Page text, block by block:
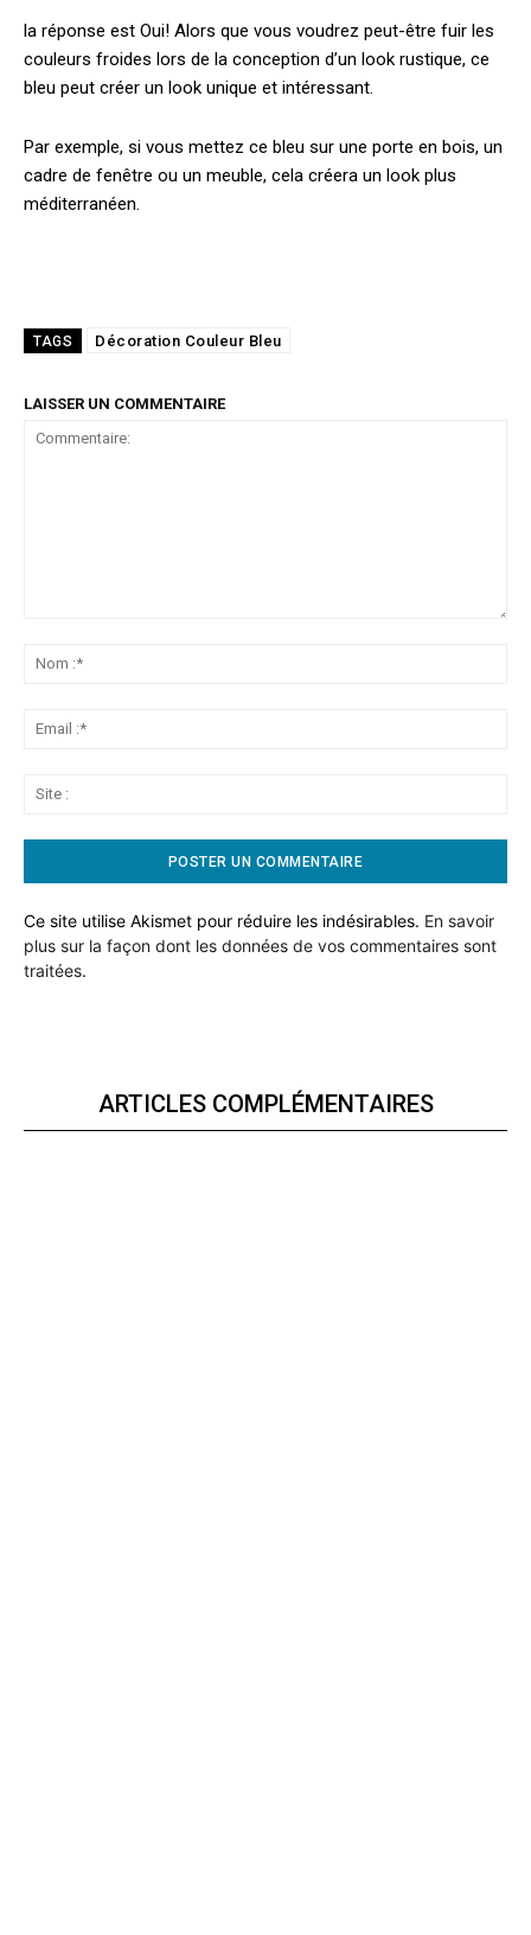
la réponse est Oui! Alors que vous voudrez peut-être fuir les
couleurs froides lors de la conception d’un look rustique, ce
bleu peut créer un look unique et intéressant.
Par exemple, si vous mettez ce bleu sur une porte en bois, un
cadre de fenêtre ou un meuble, cela créera un look plus
méditerranéen.
TAGS Décoration Couleur Bleu
LAISSER UN COMMENTAIRE
Ce site utilise Akismet pour réduire les indésirables. En savoir
plus sur la façon dont les données de vos commentaires sont
traitées.
ARTICLES COMPLÉMENTAIRES